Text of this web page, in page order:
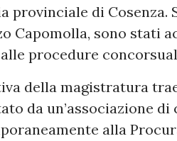
provinciale di Cosenza.
Capomolla, sono stati
procedure
della magistratura
da un’associazione
alla